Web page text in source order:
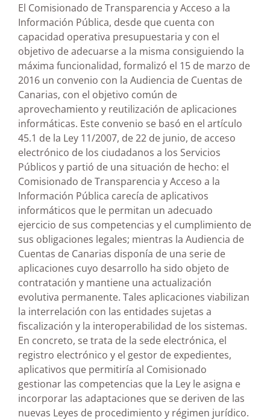
El Comisionado de Transparencia y Acceso a la
Información Pública, desde que cuenta con
capacidad operativa presupuestaria y con el
objetivo de adecuarse a la misma consiguiendo la
máxima funcionalidad, formalizó el 15 de marzo de
2016 un convenio con la Audiencia de Cuentas de
Canarias, con el objetivo común de
aprovechamiento y reutilización de aplicaciones
informáticas. Este convenio se basó en el artículo
45.1 de la Ley 11/2007, de 22 de junio, de acceso
electrónico de los ciudadanos a los Servicios
Públicos y partió de una situación de hecho: el
Comisionado de Transparencia y Acceso a la
Información Pública carecía de aplicativos
informáticos que le permitan un adecuado
ejercicio de sus competencias y el cumplimiento de
sus obligaciones legales; mientras la Audiencia de
Cuentas de Canarias disponía de una serie de
aplicaciones cuyo desarrollo ha sido objeto de
contratación y mantiene una actualización
evolutiva permanente. Tales aplicaciones viabilizan
la interrelación con las entidades sujetas a
fiscalización y la interoperabilidad de los sistemas.
En concreto, se trata de la sede electrónica, el
registro electrónico y el gestor de expedientes,
aplicativos que permitiría al Comisionado
gestionar las competencias que la Ley le asigna e
incorporar las adaptaciones que se deriven de las
nuevas Leyes de procedimiento y régimen jurídico.